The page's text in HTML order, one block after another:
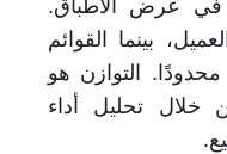
عرض الأطباق.
بينما القوائم
التوازن هو
خلال تحليل أداء